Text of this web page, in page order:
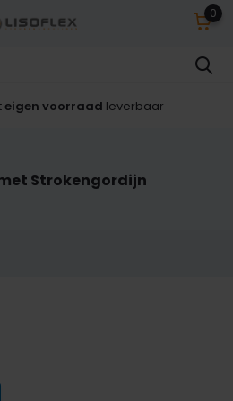
0
eigen voorraad leverbaar
Strokengordijn